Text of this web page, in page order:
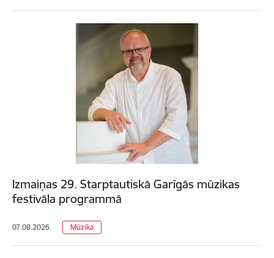
Izmaiņas 29. Starptautiskā Garīgās mūzikas
festivāla programmā
07.08.2026. Mūzika